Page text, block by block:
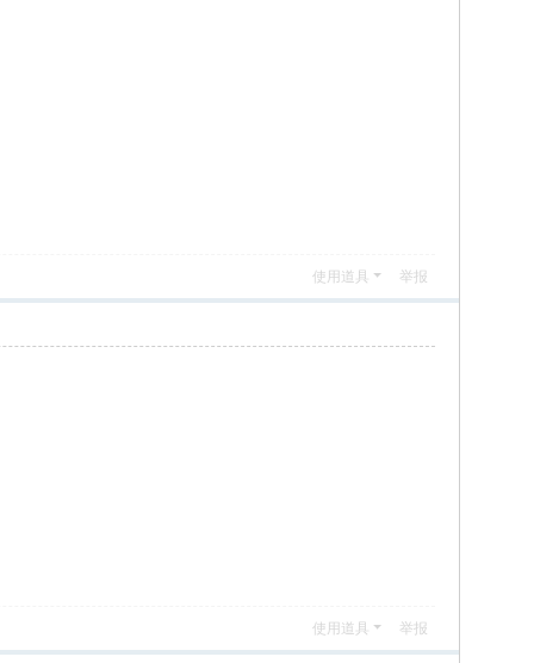
使用道具 举报
使用道具 举报